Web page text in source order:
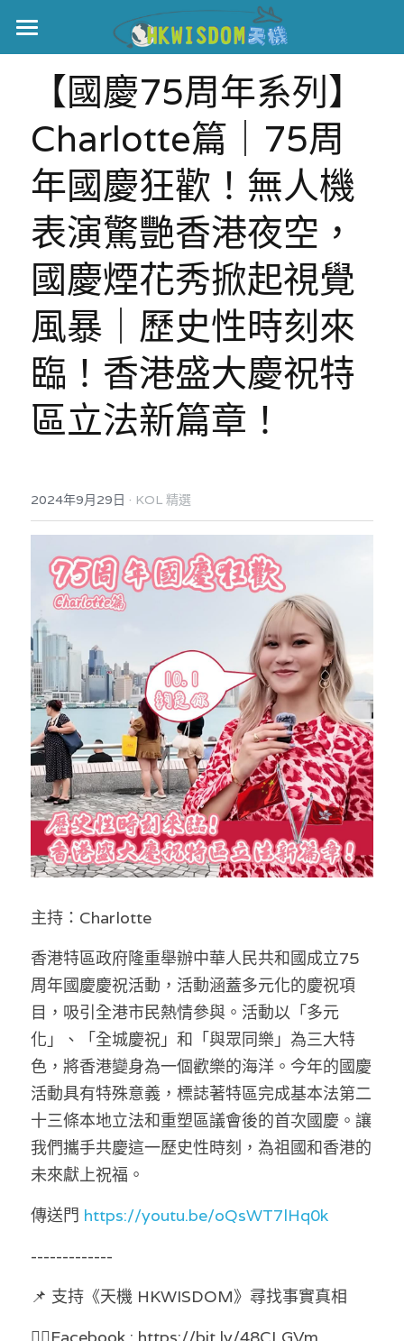
主頁
世界盃
伊美戰爭
黎智英案
正本清源•黎智英案
美西媒體謊言實錄
宏福火災
宏福‧革新
宏福苑聽證會
宏福火災正視聽
港聞
中國
國際
反華推手你要知
民主派騙案十式
反華推手起底
美西霸凌內幕
美西極權主義
真相直擊
極端暴恐實錄
林淑芳專欄
屈穎妍專欄
朱庭萱專欄
莫綺琪專欄
黃萬成專欄
招國偉專欄
高松傑專欄
林伯強專欄
馮煒光專欄
大衛sir專欄
曾子晴 - 晴深直說
龔靜儀大律師專欄
陳貴春大律師專欄
陳子遷律師專欄
絕密法庭檔案
醫院口岸爆炸案
屠龍小隊案
黎智英案審訊
支聯會案
35+顛覆案
生活
吃喝玩指南
休閒好介紹
親子
花生仔漫畫週記
關於我們
人才招聘
投稿熱線
商戶合作
支持讚助
條款及細則
關於我們
搜索
繁體中文
繁體中文
English
【國慶75周年系列】
Charlotte篇｜75周
年國慶狂歡！無人機
表演驚艷香港夜空，
國慶煙花秀掀起視覺
風暴｜歷史性時刻來
臨！香港盛大慶祝特
區立法新篇章！
2024年9月29日 · KOL 精選
主持：Charlotte
香港特區政府隆重舉辦中華人民共和國成立75
周年國慶慶祝活動，活動涵蓋多元化的慶祝項
目，吸引全港市民熱情參與。活動以「多元
化」、「全城慶祝」和「與眾同樂」為三大特
色，將香港變身為一個歡樂的海洋。今年的國慶
活動具有特殊意義，標誌著特區完成基本法第二
十三條本地立法和重塑區議會後的首次國慶。讓
我們攜手共慶這一歷史性時刻，為祖國和香港的
未來獻上祝福。
傳送門 https://youtu.be/oQsWT7lHq0k
-------------
📌 支持《天機 HKWISDOM》尋找事實真相